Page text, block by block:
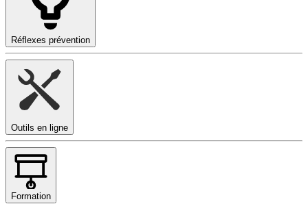
Réflexes prévention
Outils en ligne
Formation